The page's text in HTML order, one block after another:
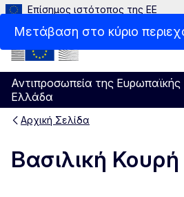
Μετάβαση στο κύριο
Επίσημος ιστότοπος της ΕΕ
Αντιπροσωπεία της Ευρωπαϊκής
Ελλάδα
Menu
Αρχική Σελίδα
Βασιλική Κουρή